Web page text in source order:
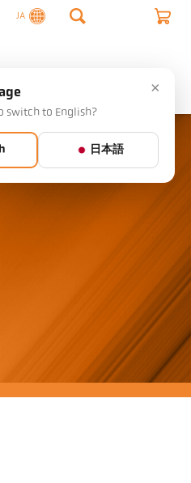
JA
×
switch to English?
日本語